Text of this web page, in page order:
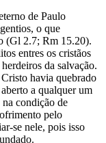
de Paulo
o que
(Gl 2.7; Rm 15.20).
entres os cristãos
da salvação.
havia quebrado
a qualquer um
condição de
pelo
se nele, pois isso